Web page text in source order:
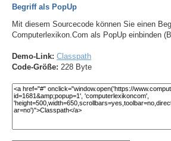
Begriff als PopUp
Mit diesem Sourcecode können Sie einen
Computerlexikon.Com als PopUp einbinden
Demo-Link: Classpath
Code-Größe: 228 Byte